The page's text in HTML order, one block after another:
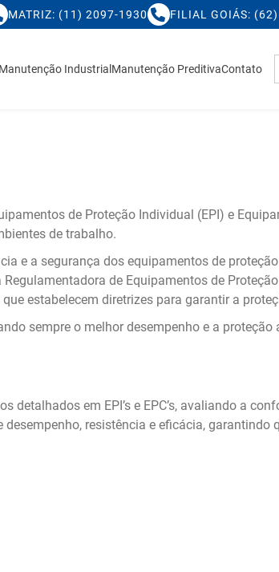
MATRIZ: (11) 2097-1930 FILIAL GOIÁS:
Manutenção IndustrialManutenção PreditivaContato
de Proteção Individual (EPI) e
de trabalho.
e a segurança dos equipamentos de
de Equipamentos de
estabelecem diretrizes para garantir a
sempre o melhor desempenho e a
em EPI’s e EPC’s, avaliando a
resistência e eficácia,